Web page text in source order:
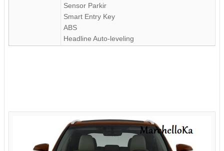
Sensor Parkir
Smart Entry Key
ABS
Headline Auto-leveling